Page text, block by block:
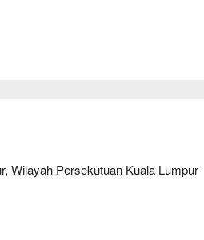
Wilayah Persekutuan Kuala Lumpur